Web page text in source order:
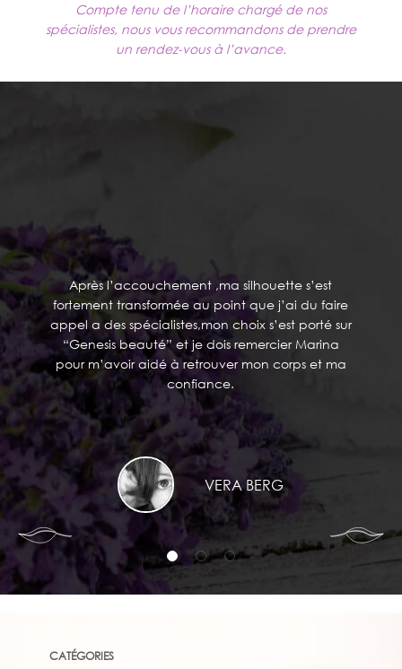
Compte tenu de l’horaire chargé de nos
spécialistes, nous vous recommandons de prendre
un rendez-vous à l’avance.
Après l’accouchement ,ma silhouette s’est
fortement transformée au point que j’ai du faire
appel a des spécialistes,mon choix s’est porté sur
“Genesis beauté” et je dois remercier Marina
pour m’avoir aidé à retrouver mon corps et ma
confiance.
VERA BERG
CATÉGORIES